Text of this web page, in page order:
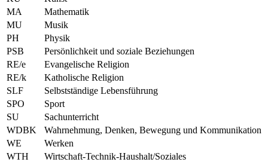
MA
Mathematik
MU
Musik
PH
Physik
PSB
Persönlichkeit und soziale Beziehungen
RE/e
Evangelische Religion
RE/k
Katholische Religion
SLF
Selbstständige Lebensführung
SPO
Sport
SU
Sachunterricht
WDBK
Wahrnehmung, Denken, Bewegung und Kommunikation
WE
Werken
WTH
Wirtschaft-Technik-Haushalt/Soziales